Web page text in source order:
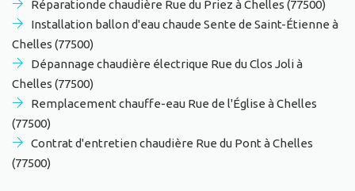
Réparationde chaudière Rue du Priez à Chelles (77500)
Installation ballon d'eau chaude Sente de Saint-Étienne à
Chelles (77500)
Dépannage chaudière électrique Rue du Clos Joli à
Chelles (77500)
Remplacement chauffe-eau Rue de l'Église à Chelles
(77500)
Contrat d'entretien chaudière Rue du Pont à Chelles
(77500)